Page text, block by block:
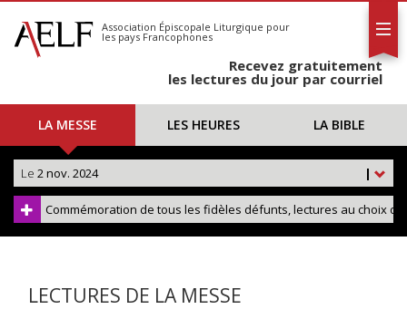
S'abonner
Calendrier
Association Épiscopale Liturgique pour
les pays Francophones
Recevez gratuitement
les lectures du jour par courriel
LA MESSE LES HEURES LA BIBLE
|
Le 2 nov. 2024
Commémoration de tous les fidèles défunts, lectures au choix
LECTURES DE LA MESSE